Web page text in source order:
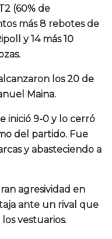
(60% de
más 8 rebotes de
y 14 más 10
los 20 de
Maina.
inició 9-0 y lo cerró
del partido. Fue
y abasteciendo a
agresividad en
ante un rival que
vestuarios.